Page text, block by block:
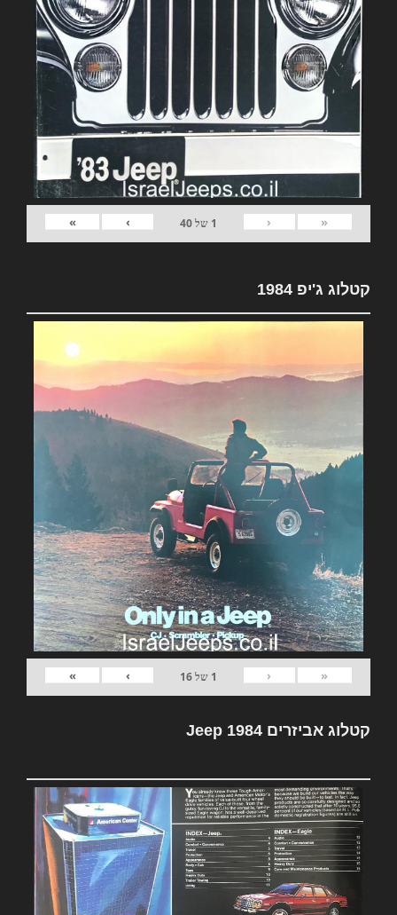
«
‹
1 של40
›
»
קטלוג ג'יפ 1984
«
‹
1 של16
›
»
קטלוג אביזרים Jeep 1984